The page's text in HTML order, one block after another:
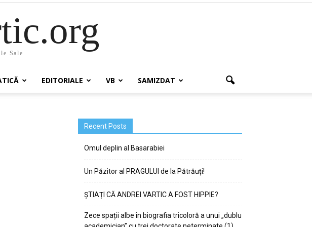
Sale
EDITORIALE VB SAMIZDAT
Recent Posts
Omul deplin al Basarabiei
Un Păzitor al PRAGULUI de la Pătrăuți!
ȘTIAȚI CĂ ANDREI VARTIC A FOST HIPPIE?
Zece spații albe în biografia tricoloră a unui „dublu